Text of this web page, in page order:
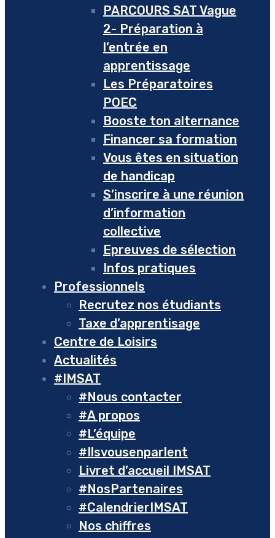
PARCOURS SAT Vague
2- Préparation à
l’entrée en
apprentissage
Les Préparatoires
POEC
Booste ton alternance
Financer sa formation
Vous êtes en situation
de handicap
S’inscrire à une réunion
d’information
collective
Epreuves de sélection
Infos pratiques
Professionnels
Recrutez nos étudiants
Taxe d’apprentisage
Centre de Loisirs
Actualités
#IMSAT
#Nous contacter
#A propos
#L’équipe
#Ilsvousenparlent
Livret d’accueil IMSAT
#NosPartenaires
#CalendrierIMSAT
Nos chiffres